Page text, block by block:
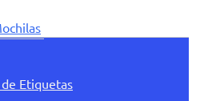
Etiquetas